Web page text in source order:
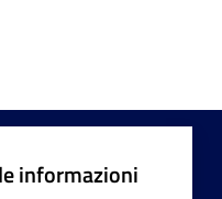
informazioni